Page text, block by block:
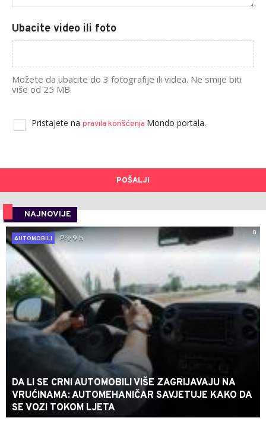
Ubacite video ili foto
Možete da ubacite do 3 fotografije ili videa. Ne smije biti
više od 25 MB.
Pristajete na pravila korišćenja Mondo portala.
POŠALJI
NAJNOVIJE
0
AUTOMOBILI
Pre 9 h
DA LI SE CRNI AUTOMOBILI VIŠE ZAGRIJAVAJU NA
VRUĆINAMA: AUTOMEHANIČAR SAVJETUJE KAKO DA
SE VOZI TOKOM LJETA